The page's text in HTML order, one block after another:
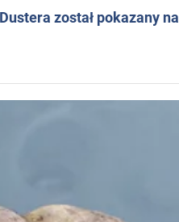
został pokazany na